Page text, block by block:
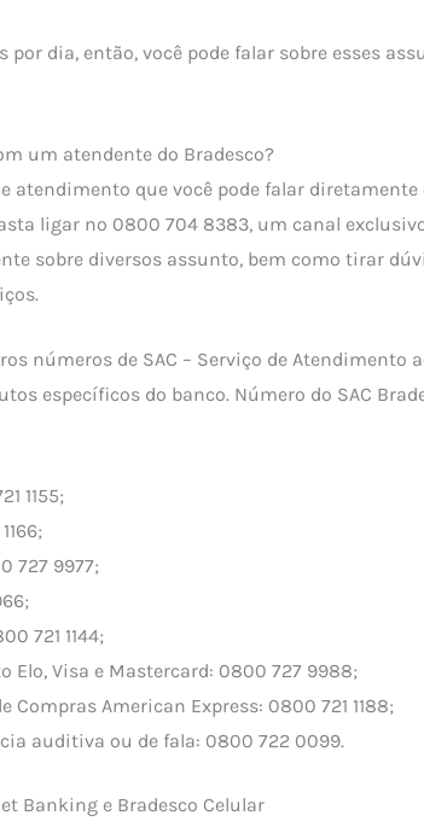
por dia, então, você pode falar sobre esses
um atendente do Bradesco?
atendimento que você pode falar diretamente
ligar no 0800 704 8383, um canal
sobre diversos assunto, bem como tirar
números de SAC – Serviço de Atendimento
específicos do banco. Número do SAC
1155;
727 9977;
721 1144;
Elo, Visa e Mastercard: 0800 727 9988;
Compras American Express: 0800 721 1188;
auditiva ou de fala: 0800 722 0099.
Banking e Bradesco Celular